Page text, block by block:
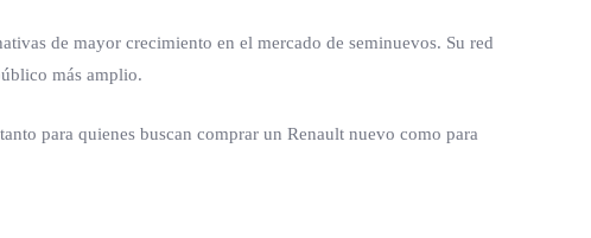
de mayor crecimiento en el mercado de seminuevos. Su red
más amplio.
para quienes buscan comprar un Renault nuevo como para